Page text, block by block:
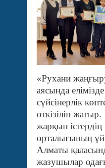
«Рухани
аясында
сүйсінерлік
өткізіліп
жарқын
орталығының
Алматы
жазушылар